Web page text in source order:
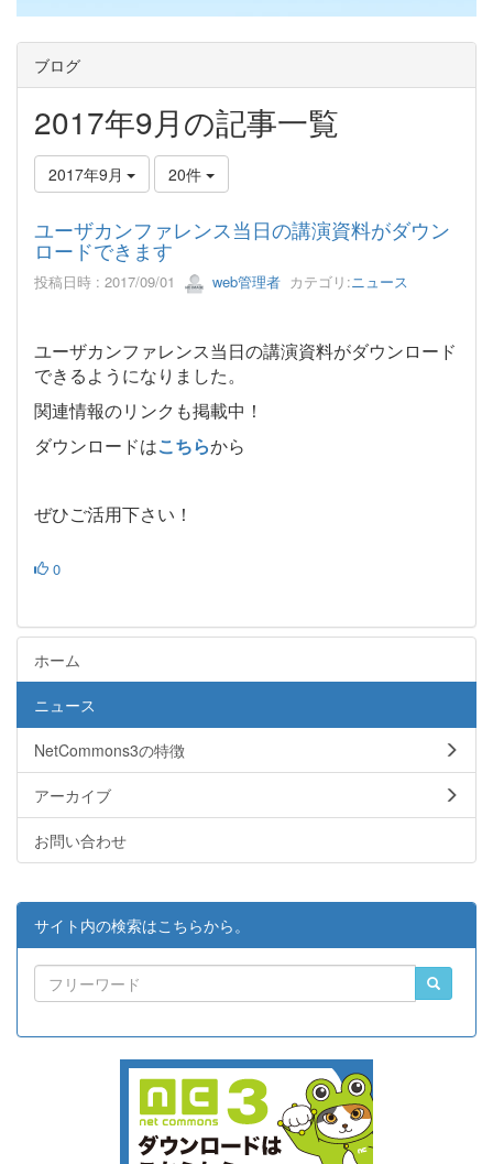
ブログ
2017年9月の記事一覧
2017年9月 20件
ユーザカンファレンス当日の講演資料がダウン
ロードできます
投稿日時 : 2017/09/01 web管理者 カテゴリ:ニュース
ユーザカンファレンス当日の講演資料がダウンロード
できるようになりました。
関連情報のリンクも掲載中！
ダウンロードはこちらから
ぜひご活用下さい！
0
ホーム
ニュース
NetCommons3の特徴
アーカイブ
お問い合わせ
サイト内の検索はこちらから。